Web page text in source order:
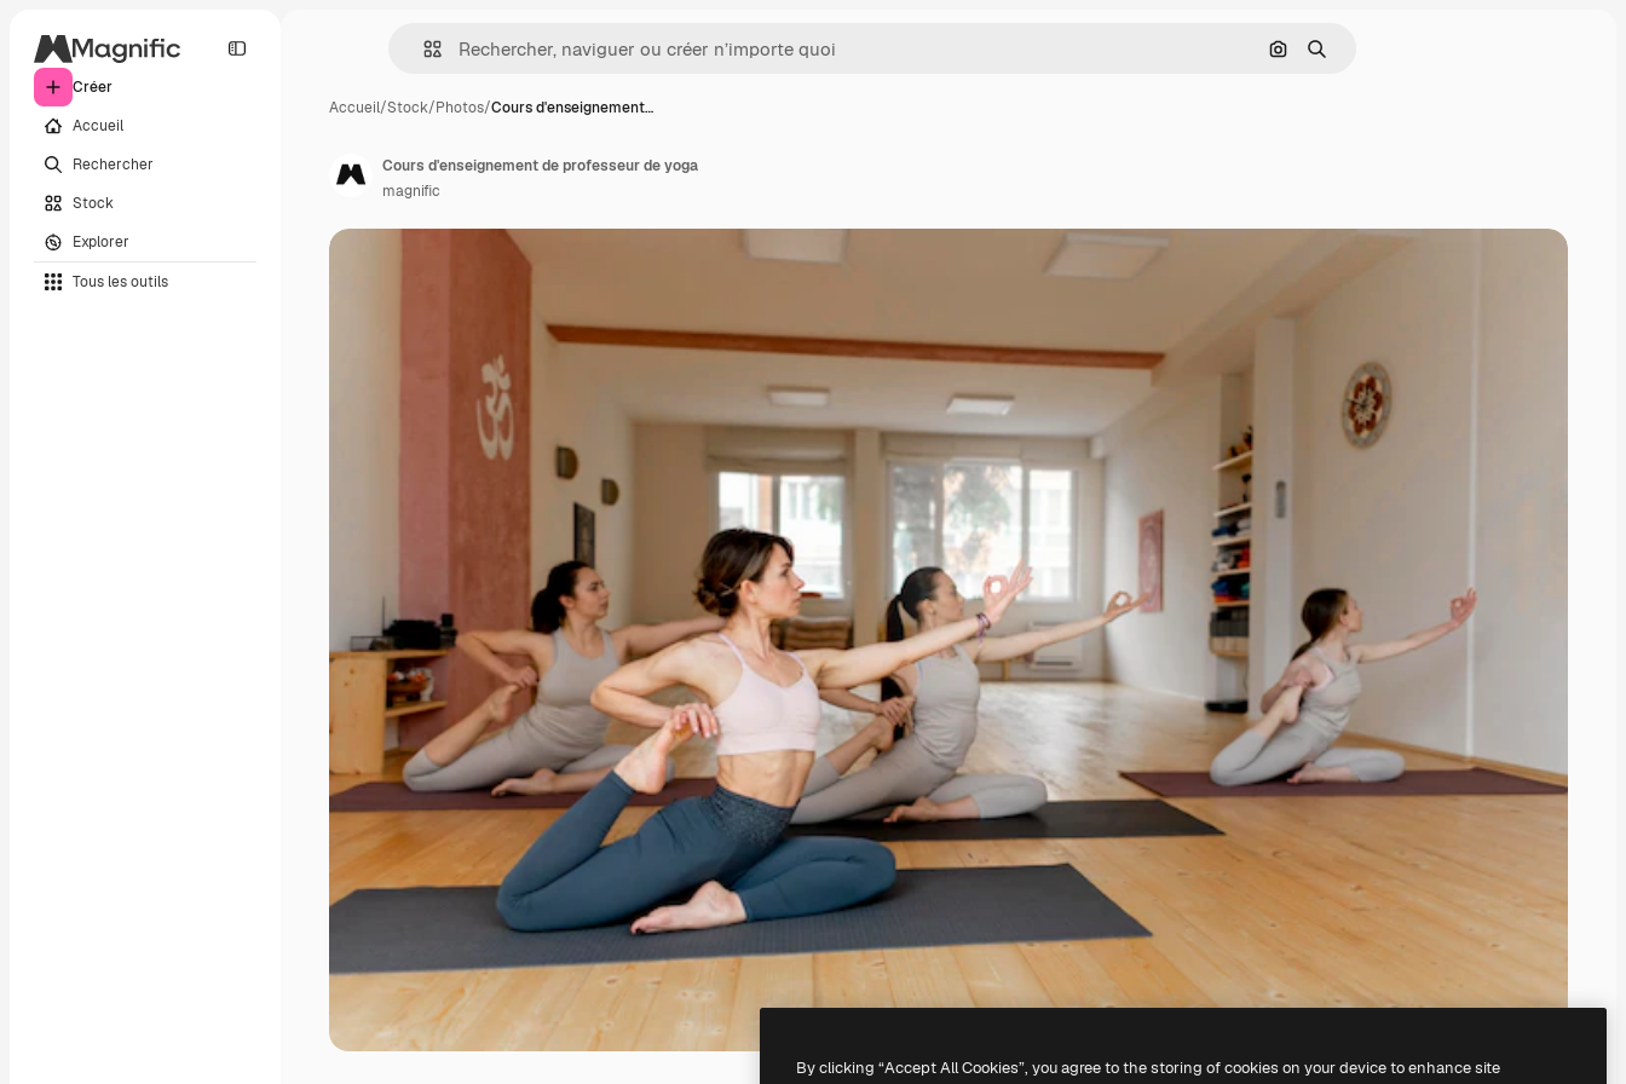
Créer
Accueil
Rechercher
Stock
Explorer
Tous les outils
Rechercher par image
Rechercher
Accueil/Stock/Photos/Cours d'enseignement…
Cours d'enseignement de professeur de yoga
magnific
By clicking “Accept All Cookies”, you agree to the storing of cookies on your device to enhance site